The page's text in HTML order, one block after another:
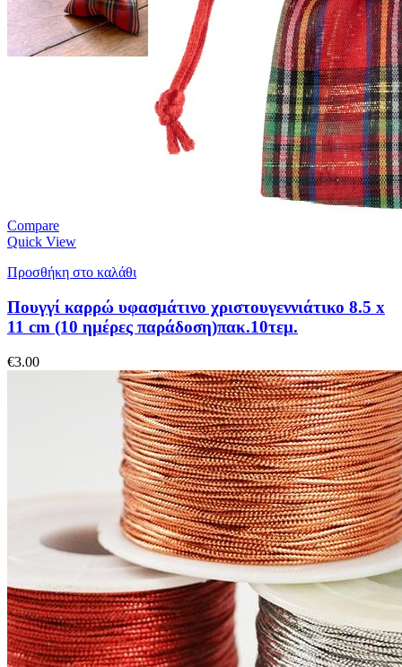
Compare
Quick View
Προσθήκη στο καλάθι
Πουγγί καρρώ υφασμάτινο χριστουγεννιάτικο 8.5 x
11 cm (10 ημέρες παράδοση)πακ.10τεμ.
€3.00